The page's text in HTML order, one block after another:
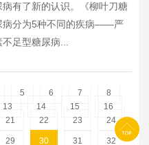
有了新的认识。《柳叶刀糖
病分为5种不同的疾病——严
足型糖尿病...
5 6 7
8
13 14 15
16
21 22 23 24
29 30 31 32